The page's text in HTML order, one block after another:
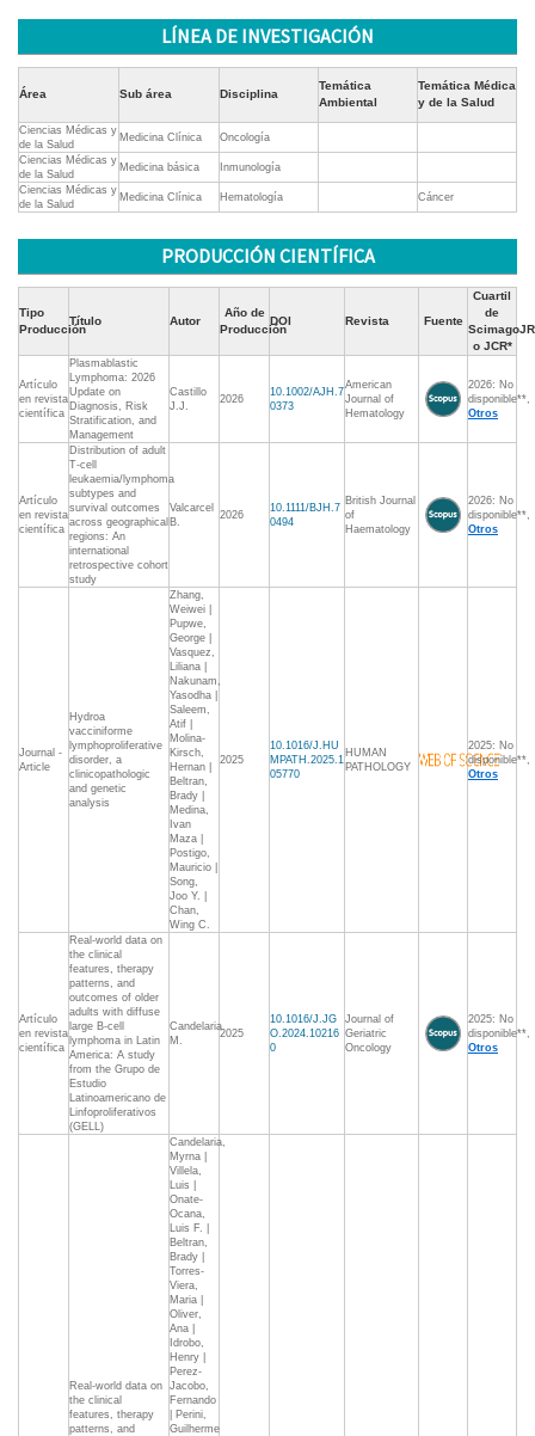
LÍNEA DE INVESTIGACIÓN
Área Sub área Disciplina
Temática
Ambiental
Temática Médica
y de la Salud
Ciencias Médicas y
de la Salud
Medicina Clínica
Oncología
Ciencias Médicas y
de la Salud
Medicina básica
Inmunología
Ciencias Médicas y
de la Salud
Medicina Clínica Hematología Cáncer
PRODUCCIÓN CIENTÍFICA
Tipo
Producción
Título Autor
Año de
Producción
DOI Revista Fuente
Cuartil
de
ScimagoJR
o JCR*
Artículo
en revista
científica
Plasmablastic
Lymphoma: 2026
Update on
Diagnosis, Risk
Stratification, and
Management
Castillo
J.J.
2026
10.1002/AJH.7
0373
American
Journal of
Hematology
2026: No
disponible**,
Otros
Artículo
en revista
científica
Distribution of adult
T-cell
leukaemia/lymphoma
subtypes and
survival outcomes
across geographical
regions: An
international
retrospective cohort
study
Valcarcel
B.
2026
10.1111/BJH.7
0494
British Journal
of
Haematology
2026: No
disponible**,
Otros
Journal -
Article
Hydroa
vacciniforme
lymphoproliferative
disorder, a
clinicopathologic
and genetic
analysis
Zhang,
Weiwei |
Pupwe,
George |
Vasquez,
Liliana |
Nakunam,
Yasodha |
Saleem,
Atif |
Molina-
Kirsch,
Hernan |
Beltran,
Brady |
Medina,
Ivan
Maza |
Postigo,
Mauricio |
Song,
Joo Y. |
Chan,
Wing C.
2025
10.1016/J.HU
MPATH.2025.1
05770
HUMAN
PATHOLOGY
2025: No
disponible**,
Otros
Artículo
en revista
científica
Real-world data on
the clinical
features, therapy
patterns, and
outcomes of older
adults with diffuse
large B-cell
lymphoma in Latin
America: A study
from the Grupo de
Estudio
Latinoamericano de
Linfoproliferativos
(GELL)
Candelaria
M.
2025
10.1016/J.JG
O.2024.10216
0
Journal of
Geriatric
Oncology
2025: No
disponible**,
Otros
Real-world data on
the clinical
features, therapy
patterns, and
Candelaria,
Myrna |
Villela,
Luis |
Onate-
Ocana,
Luis F. |
Beltran,
Brady |
Torres-
Viera,
Maria |
Oliver,
Ana |
Idrobo,
Henry |
Perez-
Jacobo,
Fernando
| Perini,
Guilherme